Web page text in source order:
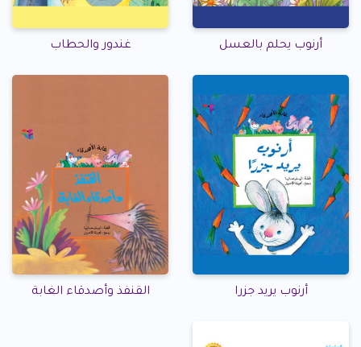
أرنوب يحلم بالعسل غندور والحطاب
أرنوب يريد جزرا القنفذ وأصدقاء الغابة